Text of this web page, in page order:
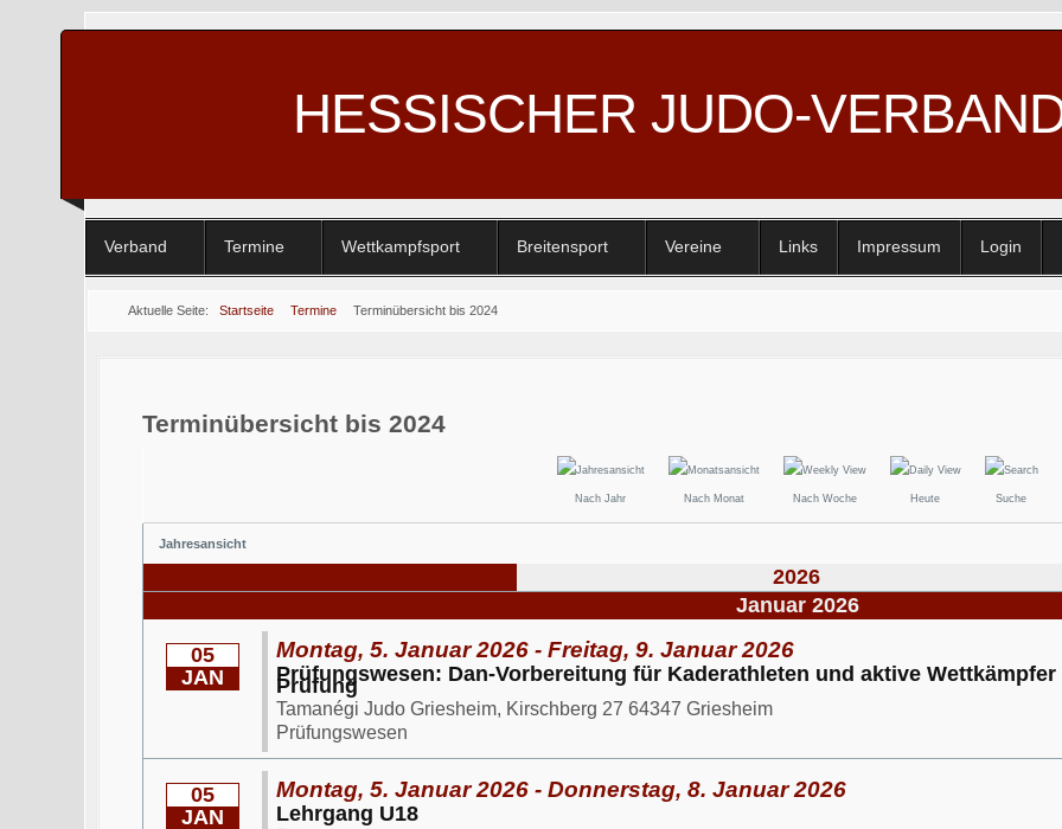
HESSISCHER JUDO-
Verband Termine Wettkampfsport Breitensport Vereine Links Impressum Login
Aktuelle Seite:Startseite Termine Terminübersicht bis 2024
Terminübersicht bis 2024
Nach Jahr Nach Monat Nach Woche Heute Suche
Jahresansicht
2026
Januar 2026
05
JAN
Montag, 5. Januar 2026 - Freitag, 9. Januar 2026
Prüfungswesen: Dan-Vorbereitung für Kaderathleten und aktive Wettkämpfer
Prüfung
Tamanégi Judo Griesheim, Kirschberg 27 64347 Griesheim
Prüfungswesen
05
JAN
Montag, 5. Januar 2026 - Donnerstag, 8. Januar 2026
Lehrgang U18